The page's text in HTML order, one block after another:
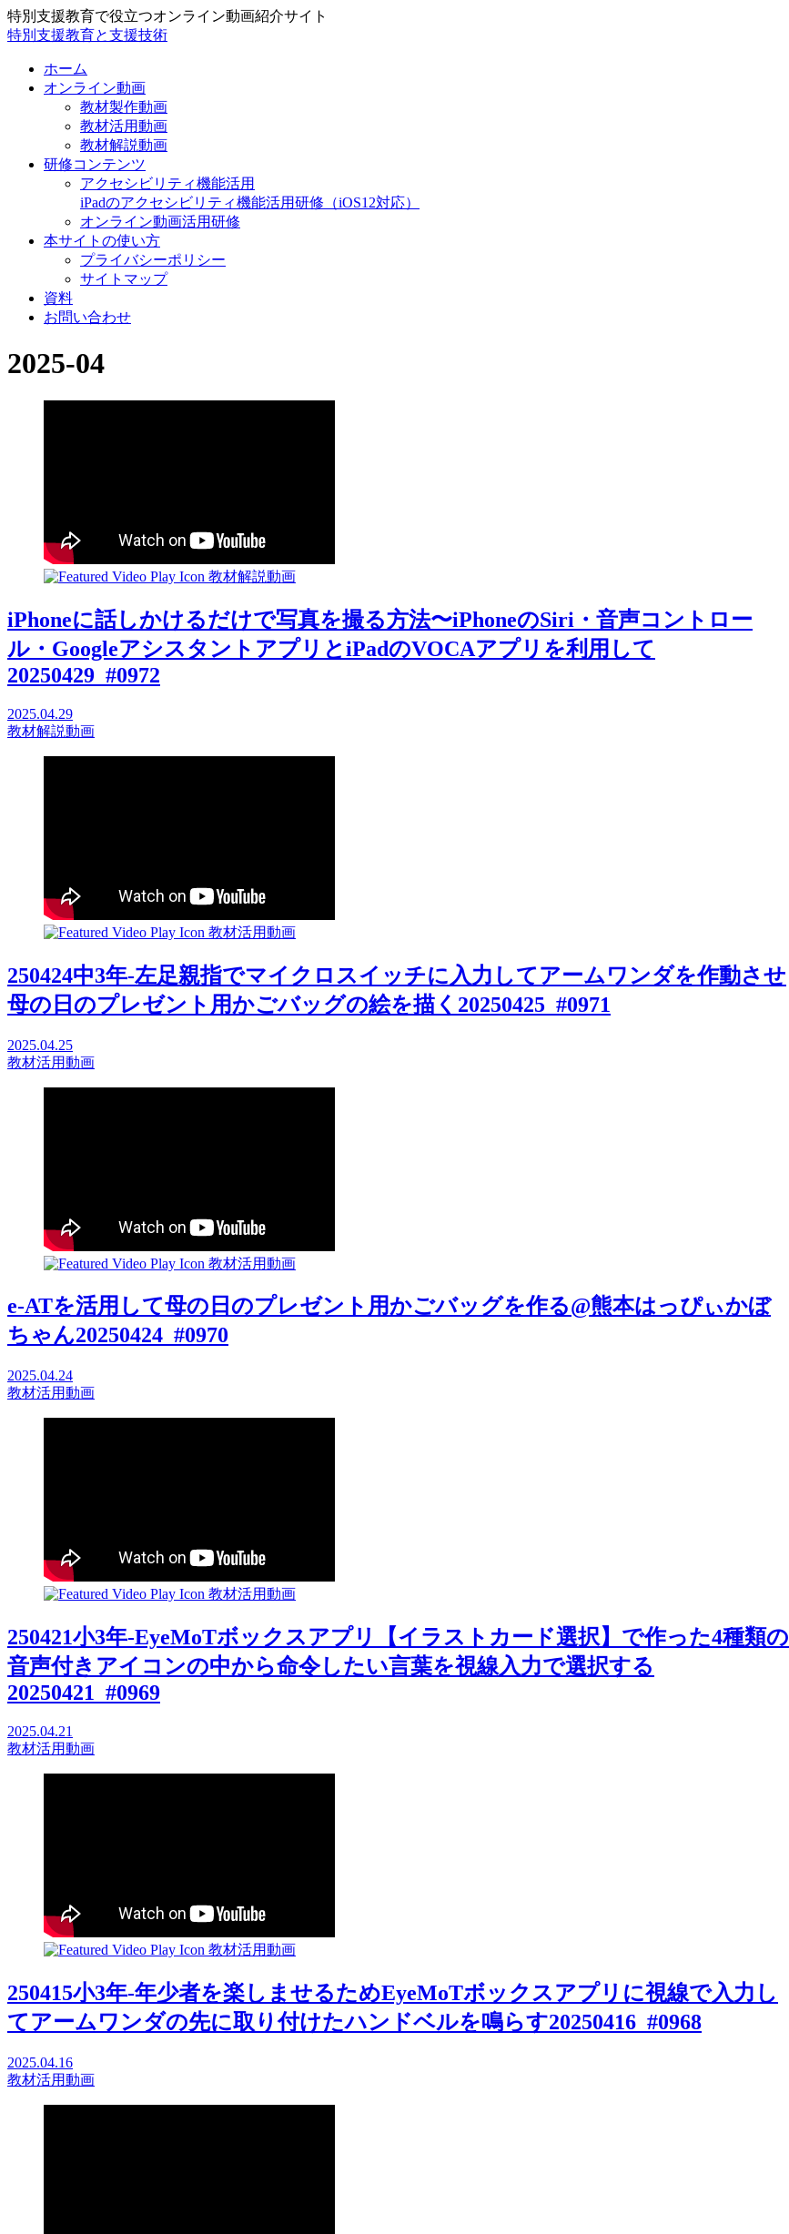
特別支援教育で役立つオンライン動画紹介サイト
特別支援教育と支援技術
ホーム
オンライン動画
教材製作動画
教材活用動画
教材解説動画
研修コンテンツ
アクセシビリティ機能活用
iPadのアクセシビリティ機能活用研修（iOS12対応）
オンライン動画活用研修
本サイトの使い方
プライバシーポリシー
サイトマップ
資料
お問い合わせ
2025-04
教材解説動画
iPhoneに話しかけるだけで写真を撮る方法〜iPhoneのSiri・音声コントロー
ル・GoogleアシスタントアプリとiPadのVOCAアプリを利用して
20250429_#0972
2025.04.29
教材解説動画
教材活用動画
250424中3年-左足親指でマイクロスイッチに入力してアームワンダを作動させ
母の日のプレゼント用かごバッグの絵を描く20250425_#0971
2025.04.25
教材活用動画
教材活用動画
e-ATを活用して母の日のプレゼント用かごバッグを作る@熊本はっぴぃかぼ
ちゃん20250424_#0970
2025.04.24
教材活用動画
教材活用動画
250421小3年-EyeMoTボックスアプリ【イラストカード選択】で作った4種類の
音声付きアイコンの中から命令したい言葉を視線入力で選択する
20250421_#0969
2025.04.21
教材活用動画
教材活用動画
250415小3年-年少者を楽しませるためEyeMoTボックスアプリに視線で入力し
てアームワンダの先に取り付けたハンドベルを鳴らす20250416_#0968
2025.04.16
教材活用動画